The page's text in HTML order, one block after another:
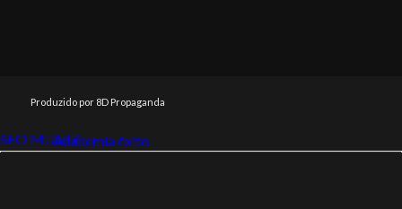
Produzido por 8D Propaganda
SEO MUNIZ
Link112Academia êxito